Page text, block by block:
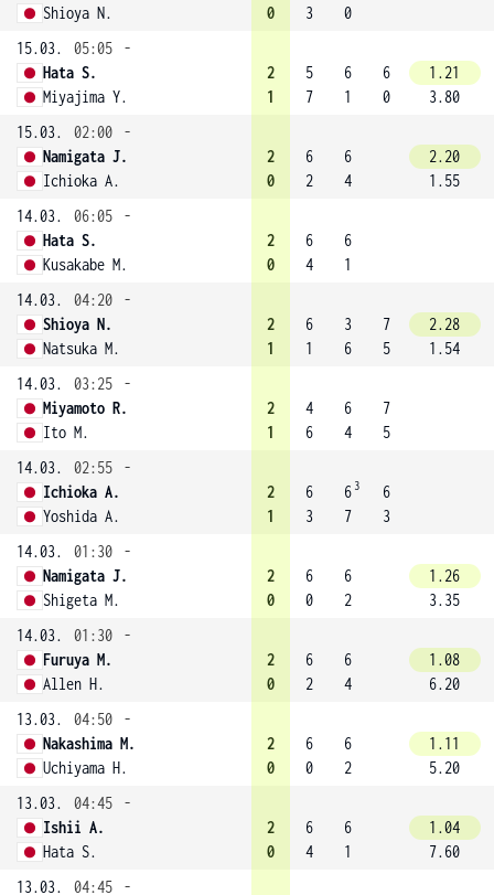
Shioya N.
0
3
0
15.03.
05:05
-
Hata S.
Miyajima Y.
2
1
5
7
6
1
6
0
1.21
3.80
15.03.
02:00
-
Namigata J.
Ichioka A.
2
0
6
2
6
4
2.20
1.55
14.03.
06:05
-
Hata S.
Kusakabe M.
2
0
6
4
6
1
14.03.
04:20
-
Shioya N.
Natsuka M.
2
1
6
1
3
6
7
5
2.28
1.54
14.03.
03:25
-
Miyamoto R.
Ito M.
2
1
4
6
6
4
7
5
14.03.
02:55
-
Ichioka A.
Yoshida A.
2
1
6
3
6 3
7
6
3
14.03.
01:30
-
Namigata J.
Shigeta M.
2
0
6
0
6
2
1.26
3.35
14.03.
01:30
-
Furuya M.
Allen H.
2
0
6
2
6
4
1.08
6.20
13.03.
04:50
-
Nakashima M.
Uchiyama H.
2
0
6
0
6
2
1.11
5.20
13.03.
04:45
-
Ishii A.
Hata S.
2
0
6
4
6
1
1.04
7.60
13.03.
04:45
-